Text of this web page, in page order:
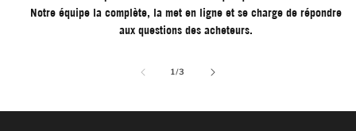
Notre équipe la complète, la met en ligne et se charge de répondre
aux questions des acheteurs.
1/de
3